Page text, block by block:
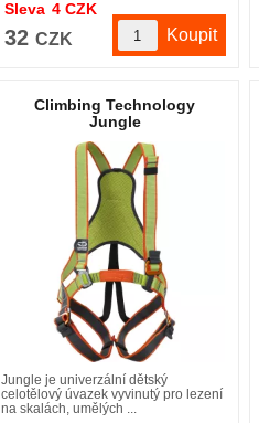
32CZK
Sleva 4CZK
Climbing Technology
Jungle
Jungle je univerzální dětský
celotělový úvazek vyvinutý pro lezení
na skalách, umělých ...